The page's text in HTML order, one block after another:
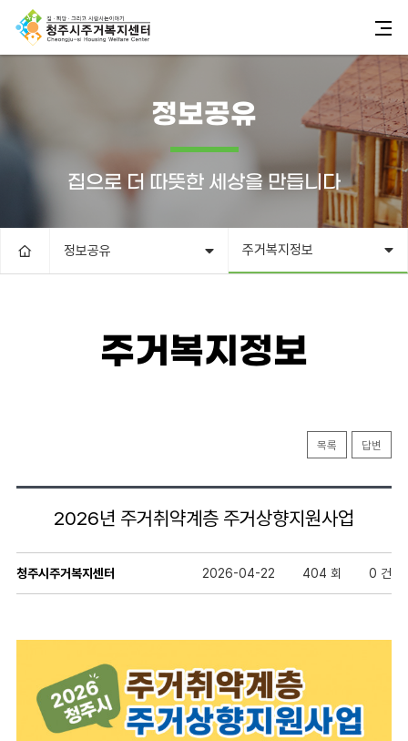
정보공유
집으로 더 따뜻한 세상을 만듭니다
정보공유 주거복지정보
주거복지정보
목록 답변
2026년 주거취약계층 주거상향지원사업
청주시주거복지센터 2026-04-22 404 회 0 건